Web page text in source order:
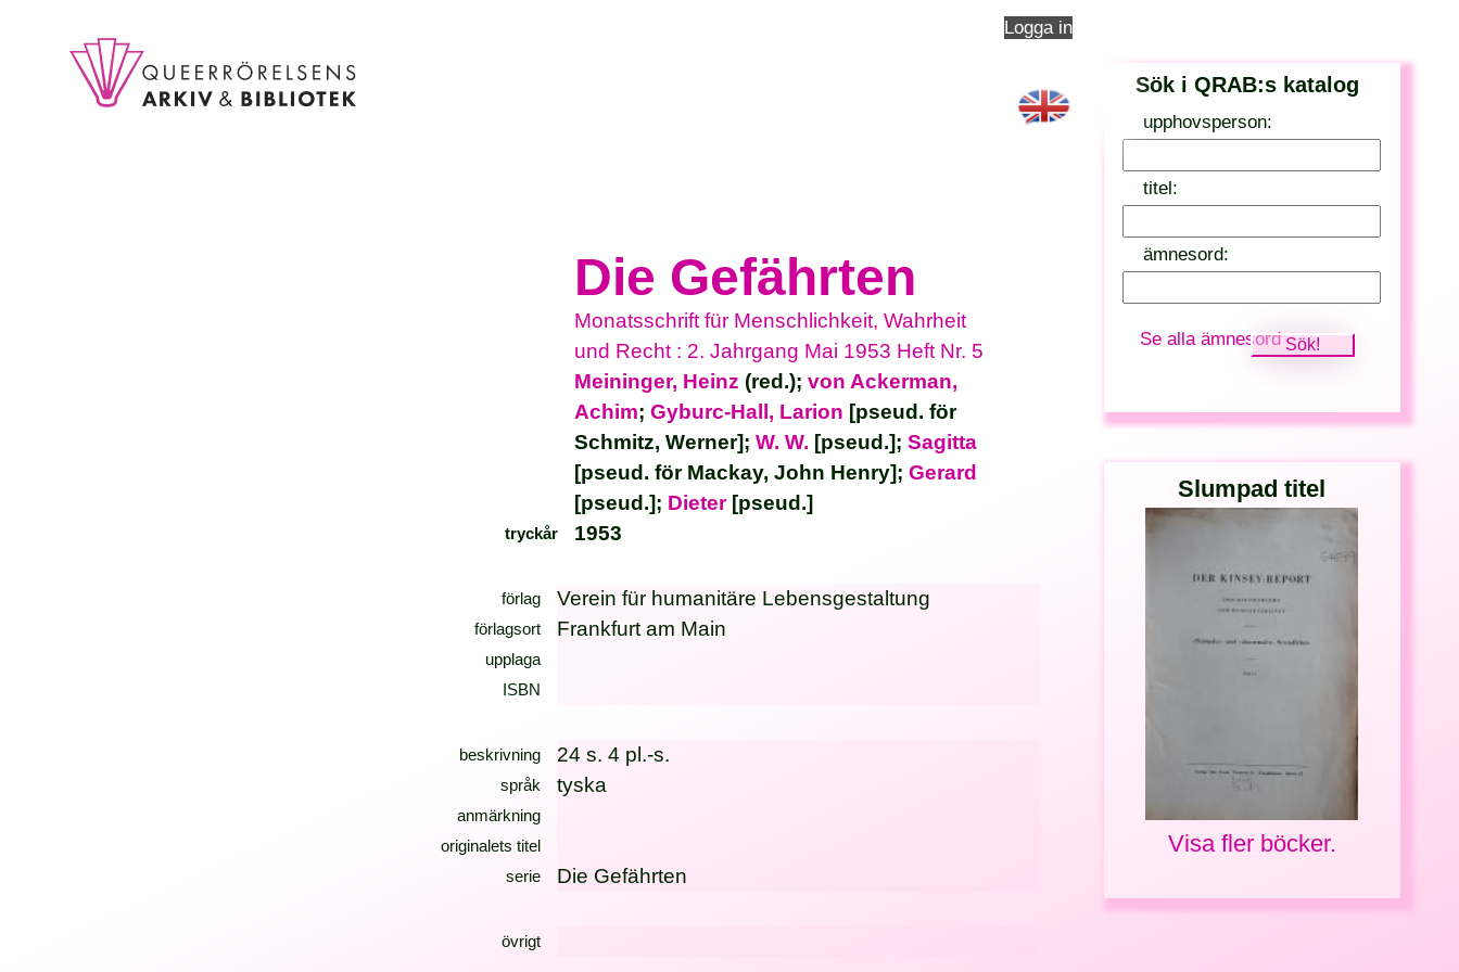
Logga in
Sök i QRAB:s katalog
upphovsperson:
titel:
ämnesord:
Se alla ämnesord
Slumpad titel
Visa fler böcker.
Die Gefährten
Monatsschrift für Menschlichkeit, Wahrheit
und Recht : 2. Jahrgang Mai 1953 Heft Nr. 5
Meininger, Heinz (red.);von Ackerman,
Achim;Gyburc-Hall, Larion [pseud. för
Schmitz, Werner];W. W. [pseud.];Sagitta
[pseud. för Mackay, John Henry];Gerard
[pseud.]; Dieter[pseud.]
tryckår 1953
förlag Verein für humanitäre Lebensgestaltung
förlagsort Frankfurt am Main
upplaga
ISBN
beskrivning 24 s. 4 pl.-s.
språk tyska
anmärkning
originalets titel
serie
Die Gefährten
övrigt